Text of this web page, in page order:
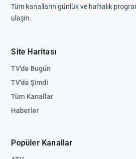
Tüm kanalların günlük ve haftalık
ulaşın.
Site Haritası
TV'de Bugün
TV'de Şimdi
Tüm Kanallar
Haberler
Popüler Kanallar